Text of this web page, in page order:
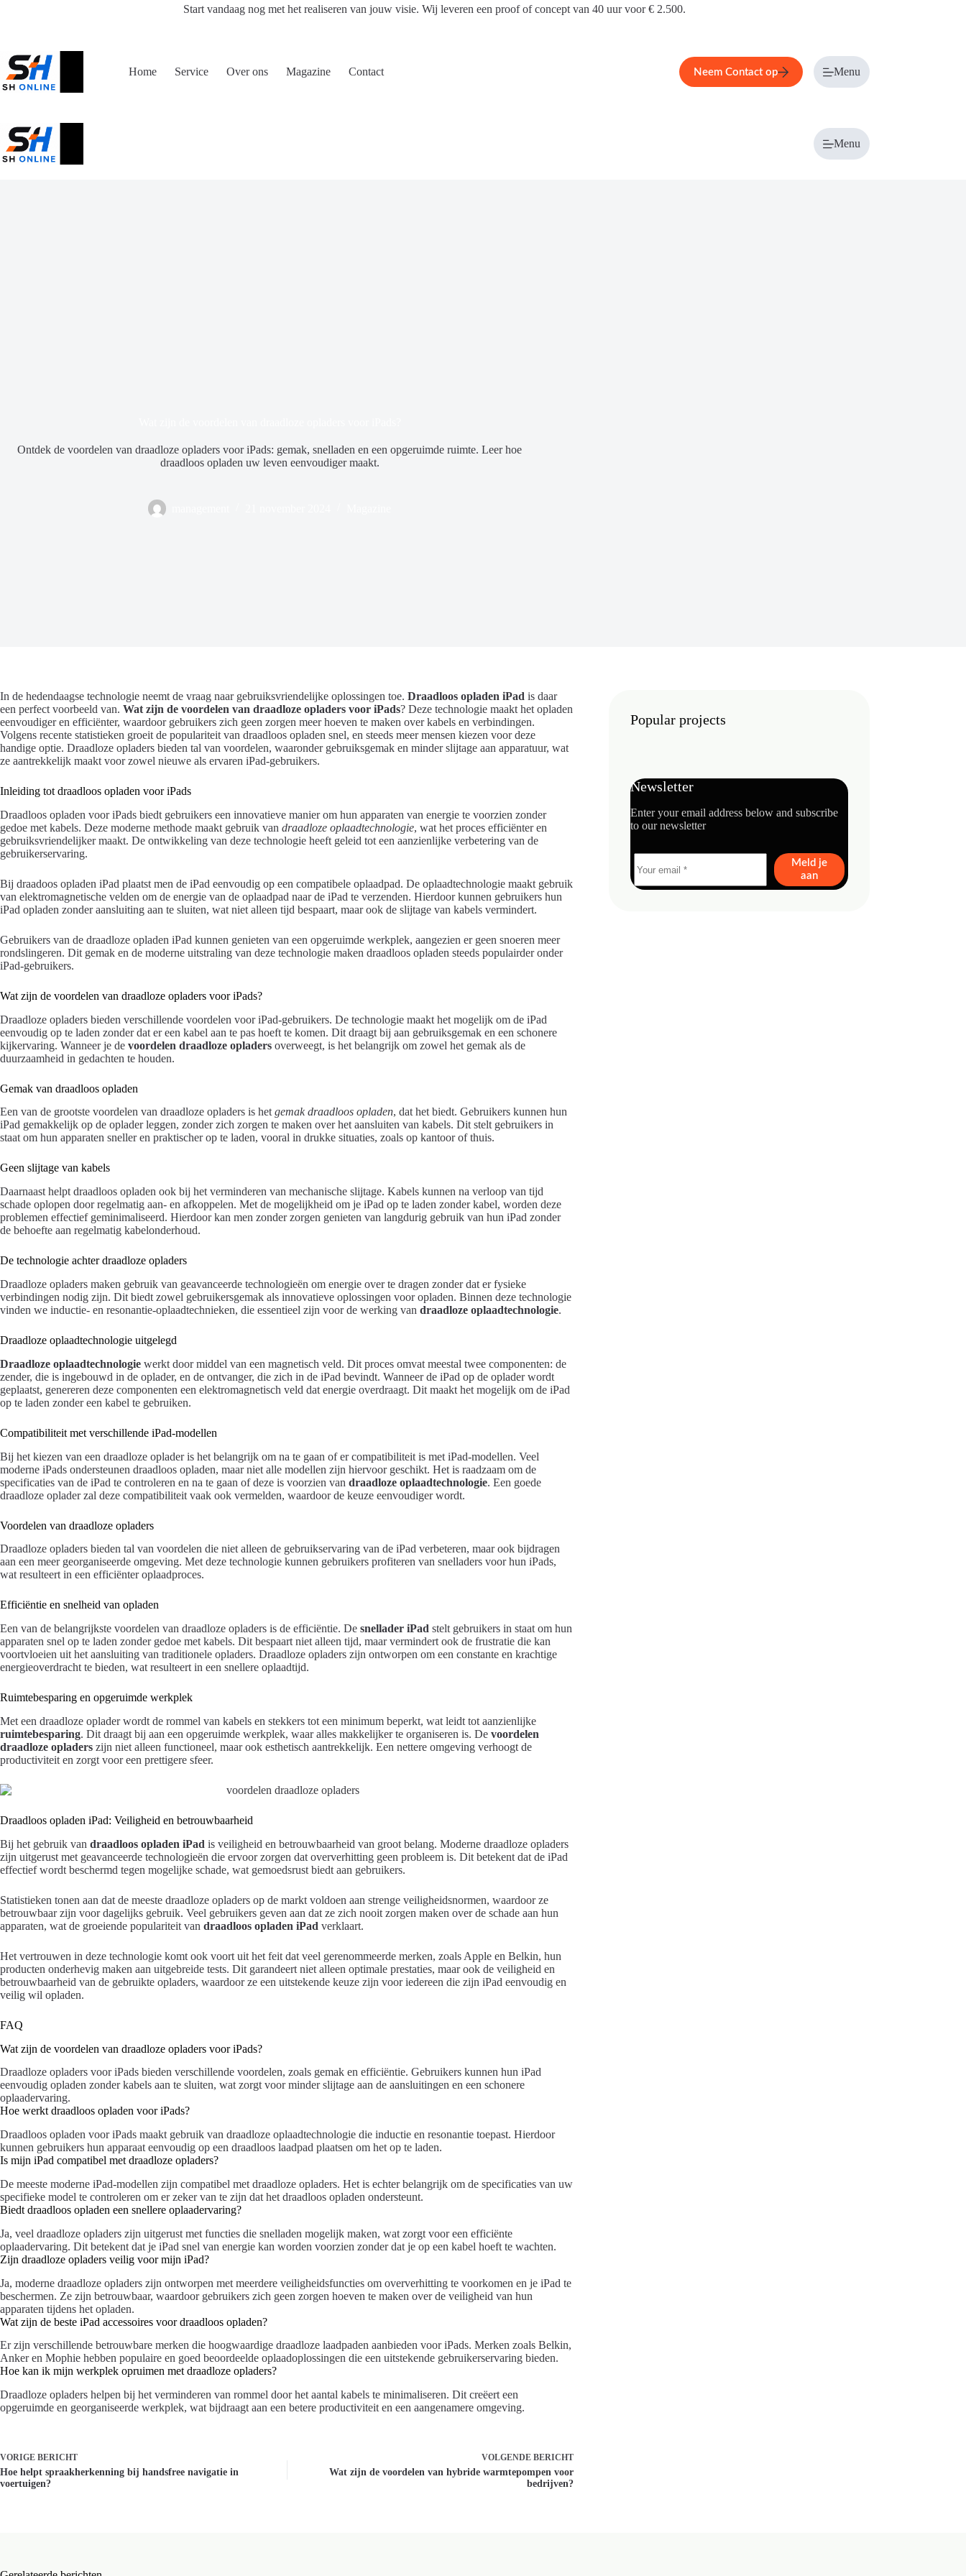
Start vandaag nog met het realiseren van jouw visie. Wij leveren een proof of concept van 40 uur voor € 2.500.
Home Service Over ons Magazine Contact Neem Contact op Menu
Menu
Ontdek de voordelen van draadloze opladers voor iPads: gemak, snelladen en een opgeruimde ruimte. Leer hoe
draadloos opladen uw leven eenvoudiger maakt.
In de hedendaagse technologie neemt de vraag naar gebruiksvriendelijke oplossingen toe. Draadloos opladen iPad is daar
een perfect voorbeeld van. Wat zijn de voordelen van draadloze opladers voor iPads? Deze technologie maakt het opladen
eenvoudiger en efficiënter, waardoor gebruikers zich geen zorgen meer hoeven te maken over kabels en verbindingen.
Volgens recente statistieken groeit de populariteit van draadloos opladen snel, en steeds meer mensen kiezen voor deze
handige optie. Draadloze opladers bieden tal van voordelen, waaronder gebruiksgemak en minder slijtage aan apparatuur, wat
ze aantrekkelijk maakt voor zowel nieuwe als ervaren iPad-gebruikers.
Inleiding tot draadloos opladen voor iPads
Draadloos opladen voor iPads biedt gebruikers een innovatieve manier om hun apparaten van energie te voorzien zonder
gedoe met kabels. Deze moderne methode maakt gebruik van draadloze oplaadtechnologie, wat het proces efficiënter en
gebruiksvriendelijker maakt. De ontwikkeling van deze technologie heeft geleid tot een aanzienlijke verbetering van de
gebruikerservaring.
Bij draadoos opladen iPad plaatst men de iPad eenvoudig op een compatibele oplaadpad. De oplaadtechnologie maakt gebruik
van elektromagnetische velden om de energie van de oplaadpad naar de iPad te verzenden. Hierdoor kunnen gebruikers hun
iPad opladen zonder aansluiting aan te sluiten, wat niet alleen tijd bespaart, maar ook de slijtage van kabels vermindert.
Gebruikers van de draadloze opladen iPad kunnen genieten van een opgeruimde werkplek, aangezien er geen snoeren meer
rondslingeren. Dit gemak en de moderne uitstraling van deze technologie maken draadloos opladen steeds populairder onder
iPad-gebruikers.
Wat zijn de voordelen van draadloze opladers voor iPads?
Draadloze opladers bieden verschillende voordelen voor iPad-gebruikers. De technologie maakt het mogelijk om de iPad
eenvoudig op te laden zonder dat er een kabel aan te pas hoeft te komen. Dit draagt bij aan gebruiksgemak en een schonere
kijkervaring. Wanneer je de voordelen draadloze opladers overweegt, is het belangrijk om zowel het gemak als de
duurzaamheid in gedachten te houden.
Gemak van draadloos opladen
Een van de grootste voordelen van draadloze opladers is het gemak draadloos opladen, dat het biedt. Gebruikers kunnen hun
iPad gemakkelijk op de oplader leggen, zonder zich zorgen te maken over het aansluiten van kabels. Dit stelt gebruikers in
staat om hun apparaten sneller en praktischer op te laden, vooral in drukke situaties, zoals op kantoor of thuis.
Geen slijtage van kabels
Daarnaast helpt draadloos opladen ook bij het verminderen van mechanische slijtage. Kabels kunnen na verloop van tijd
schade oplopen door regelmatig aan- en afkoppelen. Met de mogelijkheid om je iPad op te laden zonder kabel, worden deze
problemen effectief geminimaliseerd. Hierdoor kan men zonder zorgen genieten van langdurig gebruik van hun iPad zonder
de behoefte aan regelmatig kabelonderhoud.
De technologie achter draadloze opladers
Draadloze opladers maken gebruik van geavanceerde technologieën om energie over te dragen zonder dat er fysieke
verbindingen nodig zijn. Dit biedt zowel gebruikersgemak als innovatieve oplossingen voor opladen. Binnen deze technologie
vinden we inductie- en resonantie-oplaadtechnieken, die essentieel zijn voor de werking van draadloze oplaadtechnologie.
Draadloze oplaadtechnologie uitgelegd
Draadloze oplaadtechnologie werkt door middel van een magnetisch veld. Dit proces omvat meestal twee componenten: de
zender, die is ingebouwd in de oplader, en de ontvanger, die zich in de iPad bevindt. Wanneer de iPad op de oplader wordt
geplaatst, genereren deze componenten een elektromagnetisch veld dat energie overdraagt. Dit maakt het mogelijk om de iPad
op te laden zonder een kabel te gebruiken.
Compatibiliteit met verschillende iPad-modellen
Bij het kiezen van een draadloze oplader is het belangrijk om na te gaan of er compatibiliteit is met iPad-modellen. Veel
moderne iPads ondersteunen draadloos opladen, maar niet alle modellen zijn hiervoor geschikt. Het is raadzaam om de
specificaties van de iPad te controleren en na te gaan of deze is voorzien van draadloze oplaadtechnologie. Een goede
draadloze oplader zal deze compatibiliteit vaak ook vermelden, waardoor de keuze eenvoudiger wordt.
Voordelen van draadloze opladers
Draadloze opladers bieden tal van voordelen die niet alleen de gebruikservaring van de iPad verbeteren, maar ook bijdragen
aan een meer georganiseerde omgeving. Met deze technologie kunnen gebruikers profiteren van snelladers voor hun iPads,
wat resulteert in een efficiënter oplaadproces.
Efficiëntie en snelheid van opladen
Een van de belangrijkste voordelen van draadloze opladers is de efficiëntie. De snellader iPad stelt gebruikers in staat om hun
apparaten snel op te laden zonder gedoe met kabels. Dit bespaart niet alleen tijd, maar vermindert ook de frustratie die kan
voortvloeien uit het aansluiting van traditionele opladers. Draadloze opladers zijn ontworpen om een constante en krachtige
energieoverdracht te bieden, wat resulteert in een snellere oplaadtijd.
Ruimtebesparing en opgeruimde werkplek
Met een draadloze oplader wordt de rommel van kabels en stekkers tot een minimum beperkt, wat leidt tot aanzienlijke
ruimtebesparing. Dit draagt bij aan een opgeruimde werkplek, waar alles makkelijker te organiseren is. De voordelen
draadloze opladers zijn niet alleen functioneel, maar ook esthetisch aantrekkelijk. Een nettere omgeving verhoogt de
productiviteit en zorgt voor een prettigere sfeer.
Draadloos opladen iPad: Veiligheid en betrouwbaarheid
Bij het gebruik van draadloos opladen iPad is veiligheid en betrouwbaarheid van groot belang. Moderne draadloze opladers
zijn uitgerust met geavanceerde technologieën die ervoor zorgen dat oververhitting geen probleem is. Dit betekent dat de iPad
effectief wordt beschermd tegen mogelijke schade, wat gemoedsrust biedt aan gebruikers.
Statistieken tonen aan dat de meeste draadloze opladers op de markt voldoen aan strenge veiligheidsnormen, waardoor ze
betrouwbaar zijn voor dagelijks gebruik. Veel gebruikers geven aan dat ze zich nooit zorgen maken over de schade aan hun
apparaten, wat de groeiende populariteit van draadloos opladen iPad verklaart.
Het vertrouwen in deze technologie komt ook voort uit het feit dat veel gerenommeerde merken, zoals Apple en Belkin, hun
producten onderhevig maken aan uitgebreide tests. Dit garandeert niet alleen optimale prestaties, maar ook de veiligheid en
betrouwbaarheid van de gebruikte opladers, waardoor ze een uitstekende keuze zijn voor iedereen die zijn iPad eenvoudig en
veilig wil opladen.
FAQ
Wat zijn de voordelen van draadloze opladers voor iPads?
Draadloze opladers voor iPads bieden verschillende voordelen, zoals gemak en efficiëntie. Gebruikers kunnen hun iPad
eenvoudig opladen zonder kabels aan te sluiten, wat zorgt voor minder slijtage aan de aansluitingen en een schonere
oplaadervaring.
Hoe werkt draadloos opladen voor iPads?
Draadloos opladen voor iPads maakt gebruik van draadloze oplaadtechnologie die inductie en resonantie toepast. Hierdoor
kunnen gebruikers hun apparaat eenvoudig op een draadloos laadpad plaatsen om het op te laden.
Is mijn iPad compatibel met draadloze opladers?
De meeste moderne iPad-modellen zijn compatibel met draadloze opladers. Het is echter belangrijk om de specificaties van uw
specifieke model te controleren om er zeker van te zijn dat het draadloos opladen ondersteunt.
Biedt draadloos opladen een snellere oplaadervaring?
Ja, veel draadloze opladers zijn uitgerust met functies die snelladen mogelijk maken, wat zorgt voor een efficiënte
oplaadervaring. Dit betekent dat je iPad snel van energie kan worden voorzien zonder dat je op een kabel hoeft te wachten.
Zijn draadloze opladers veilig voor mijn iPad?
Ja, moderne draadloze opladers zijn ontworpen met meerdere veiligheidsfuncties om oververhitting te voorkomen en je iPad te
beschermen. Ze zijn betrouwbaar, waardoor gebruikers zich geen zorgen hoeven te maken over de veiligheid van hun
apparaten tijdens het opladen.
Wat zijn de beste iPad accessoires voor draadloos opladen?
Er zijn verschillende betrouwbare merken die hoogwaardige draadloze laadpaden aanbieden voor iPads. Merken zoals Belkin,
Anker en Mophie hebben populaire en goed beoordeelde oplaadoplossingen die een uitstekende gebruikerservaring bieden.
Hoe kan ik mijn werkplek opruimen met draadloze opladers?
Draadloze opladers helpen bij het verminderen van rommel door het aantal kabels te minimaliseren. Dit creëert een
opgeruimde en georganiseerde werkplek, wat bijdraagt aan een betere productiviteit en een aangenamere omgeving.
VORIGE BERICHT
Hoe helpt spraakherkenning bij handsfree navigatie in
voertuigen?
VOLGENDEBERICHT
Wat zijn de voordelen van hybride warmtepompen voor
bedrijven?
Popular projects
Newsletter
Enter your email address below and subscribe
to our newsletter
Meld je
aan